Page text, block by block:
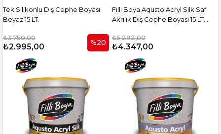
Tek Silikonlu Dış Cephe Boyası
Beyaz 15 LT.
₺3.750,00
₺2.995,00 %20
Filli Boya Aqusto Acryl Silk Saf
Akrilik Dış Cephe Boyası 15 LT
₺5.292,00
₺4.347,00